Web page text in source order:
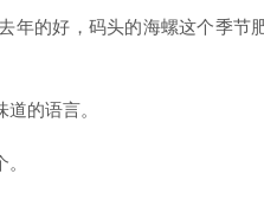
年的好，码头的海螺这个季节
的语言。